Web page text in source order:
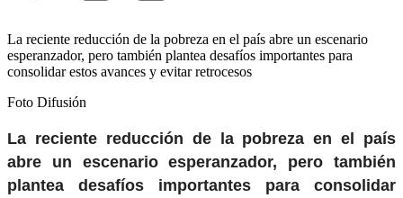
La reciente reducción de la pobreza en el país abre un escenario
esperanzador, pero también plantea desafíos importantes para
consolidar estos avances y evitar retrocesos
Foto Difusión
La reciente reducción de la pobreza en el país
abre un escenario esperanzador, pero también
plantea desafíos importantes para consolidar